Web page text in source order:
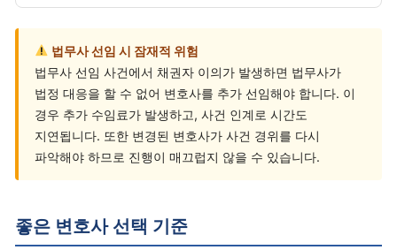
법무사 선임 시 잠재적 위험
법무사 선임 사건에서 채권자 이의가 발생하면 법무사가
법정 대응을 할 수 없어 변호사를 추가 선임해야 합니다. 이
경우 추가 수임료가 발생하고, 사건 인계로 시간도
지연됩니다. 또한 변경된 변호사가 사건 경위를 다시
파악해야 하므로 진행이 매끄럽지 않을 수 있습니다.
좋은 변호사 선택 기준